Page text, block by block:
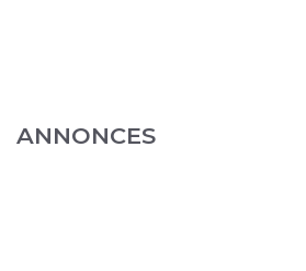
ANNONCES